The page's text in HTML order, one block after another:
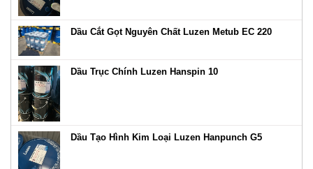
Dầu Cắt Gọt Nguyên Chất Luzen Metub EC 220
Dầu Trục Chính Luzen Hanspin 10
Dầu Tạo Hình Kim Loại Luzen Hanpunch G5